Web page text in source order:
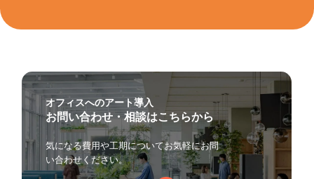
オフィスへのアート導入
お問い合わせ・相談はこちらから
気になる費用や工期についてお気軽にお問
い合わせください。